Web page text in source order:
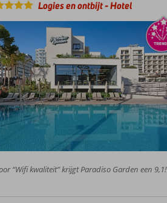
Logies en ontbijt-Hotel
“Wifi kwaliteit” krijgt Paradiso Garden een 9,1!